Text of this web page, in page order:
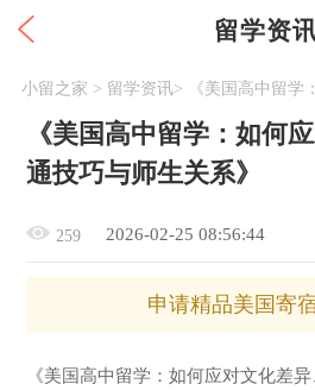
留学资
小留之家 > 留学资讯>
《美国高中留学：如何
通技巧与师生关系》
259 2026-02-25 08:56:44
申请精品美国寄
《美国高中留学：如何应对文化差